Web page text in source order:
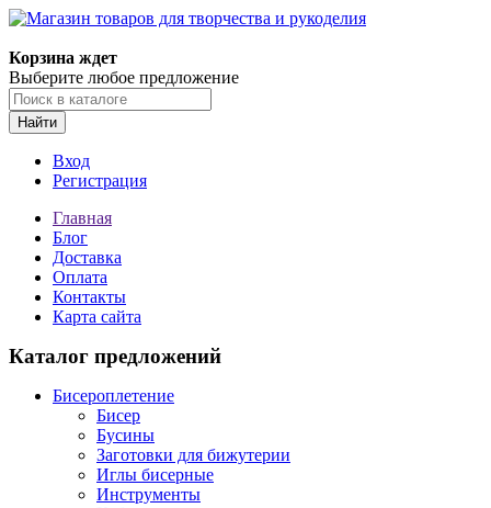
Корзина ждет
Выберите любое предложение
Найти
Вход
Регистрация
Главная
Блог
Доставка
Оплата
Контакты
Карта сайта
Каталог предложений
Бисероплетение
Бисер
Бусины
Заготовки для бижутерии
Иглы бисерные
Инструменты